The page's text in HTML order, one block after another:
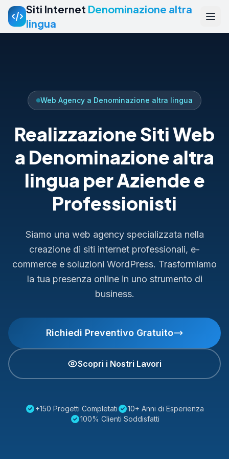
Siti Internet Denominazione altra
lingua
Web Agency a Denominazione altra lingua
Realizzazione Siti Web
a Denominazione altra
lingua per Aziende e
Professionisti
Siamo una web agency specializzata nella
creazione di siti internet professionali, e-
commerce e soluzioni WordPress. Trasformiamo
la tua presenza online in uno strumento di
business.
Richiedi Preventivo Gratuito
Scopri i Nostri Lavori
+150 Progetti Completati
10+ Anni di Esperienza
100% Clienti Soddisfatti